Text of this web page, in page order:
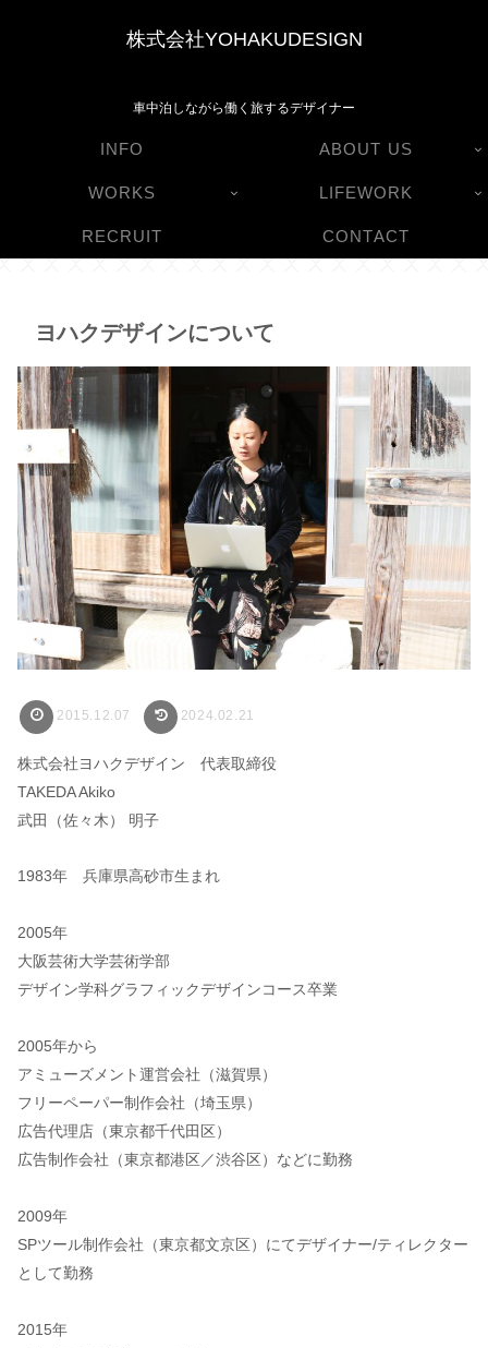
株式会社YOHAKUDESIGN
車中泊しながら働く旅するデザイナー
INFO ABOUT US
WORKS LIFEWORK
RECRUIT CONTACT
ヨハクデザインについて
2015.12.07 2024.02.21
株式会社ヨハクデザイン 代表取締役
TAKEDA Akiko
武田（佐々木） 明子
1983年 兵庫県高砂市⽣まれ
2005年
⼤阪芸術⼤学芸術学部
デザイン学科グラフィックデザインコース卒業
2005年から
アミューズメント運営会社（滋賀県）
フリーペーパー制作会社（埼玉県）
広告代理店（東京都千代田区）
広告制作会社（東京都港区／渋谷区）などに勤務
2009年
SPツール制作会社（東京都文京区）にてデザイナー/ティレクター
として勤務
2015年